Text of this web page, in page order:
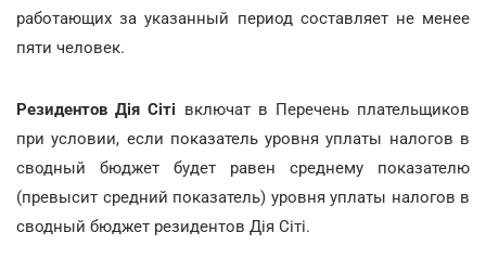
работающих за указанный период составляет не менее
пяти человек.
Резидентов Дія Сіті включат в Перечень плательщиков
при условии, если показатель уровня уплаты налогов в
сводный бюджет будет равен среднему показателю
(превысит средний показатель) уровня уплаты налогов в
сводный бюджет резидентов Дія Сіті.